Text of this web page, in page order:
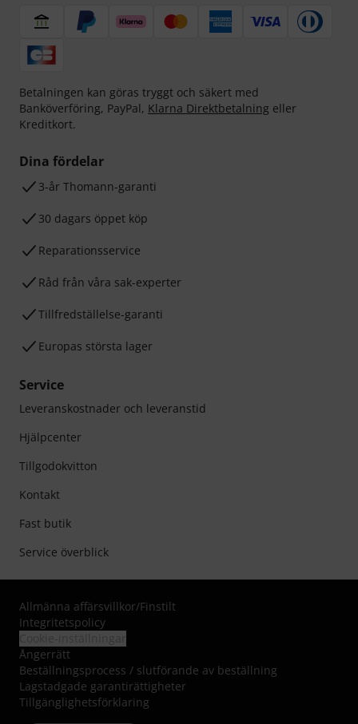
Betalningen kan göras tryggt och säkert med
Banköverföring, PayPal, Klarna Direktbetalning eller
Kreditkort.
Dina fördelar
3-år Thomann-garanti
30 dagars öppet köp
Reparationsservice
Råd från våra sak-experter
Tillfredställelse-garanti
Europas största lager
Service
Leveranskostnader och leveranstid
Hjälpcenter
Tillgodokvitton
Kontakt
Fast butik
Service överblick
Allmänna affärsvillkor/Finstilt
Integritetspolicy
Ångerrätt
Beställningsprocess / slutförande av beställning
Lagstadgade garantirättigheter
Tillgänglighetsförklaring